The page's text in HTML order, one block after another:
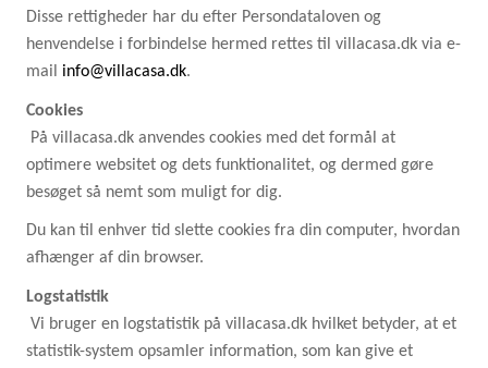
Disse rettigheder har du efter Persondataloven og
henvendelse i forbindelse hermed rettes til villacasa.dk via e-
mail info@villacasa.dk.
Cookies
På villacasa.dk anvendes cookies med det formål at
optimere websitet og dets funktionalitet, og dermed gøre
besøget så nemt som muligt for dig.
Du kan til enhver tid slette cookies fra din computer, hvordan
afhænger af din browser.
Logstatistik
Vi bruger en logstatistik på villacasa.dk hvilket betyder, at et
statistik-system opsamler information, som kan give et